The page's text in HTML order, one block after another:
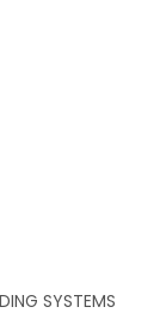
SYSTEMS